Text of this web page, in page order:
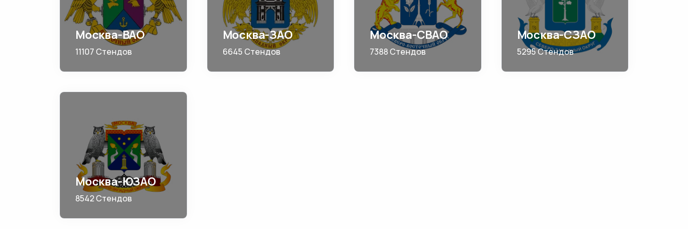
Москва-ВАО
11107 Стендов
Москва-ЗАО
6645 Стендов
Москва-СВАО
7388 Стендов
Москва-СЗАО
5295 Стендов
Москва-ЮЗАО
8542 Стендов